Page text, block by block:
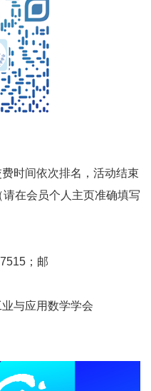
时间依次排名，活动结束
在会员个人主页准确填写
；邮
与应用数学学会